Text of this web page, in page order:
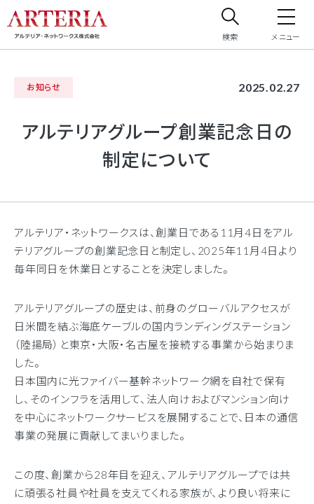
検索 メニュー
お知らせ 2025.02.27
アルテリアグループ創業記念日の
制定について
アルテリア・ネットワークスは、創業日である11月4日をアル
テリアグループの創業記念日と制定し、2025年11月4日より
毎年同日を休業日とすることを決定しました。
アルテリアグループの歴史は、前身のグローバルアクセスが
日米間を結ぶ海底ケーブルの国内ランディングステーション
（陸揚局）と東京・大阪・名古屋を接続する事業から始まりま
した。
日本国内に光ファイバー基幹ネットワーク網を自社で保有
し、そのインフラを活用して、法人向けおよびマンション向け
を中心にネットワークサービスを展開することで、日本の通信
事業の発展に貢献してまいりました。
この度、創業から28年目を迎え、アルテリアグループでは共
に頑張る社員や社員を支えてくれる家族が、より良い将来に